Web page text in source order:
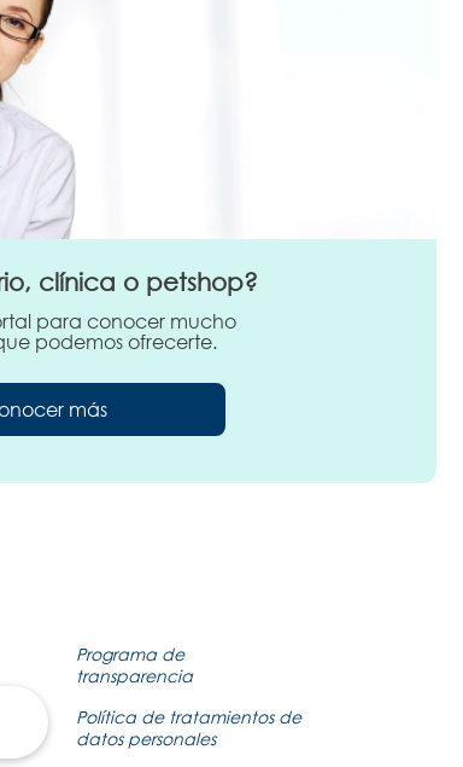
clínica o petshop?
para conocer mucho
podemos ofrecerte.
más
Programa de
transparencia
Política de tratamientos de
datos personales